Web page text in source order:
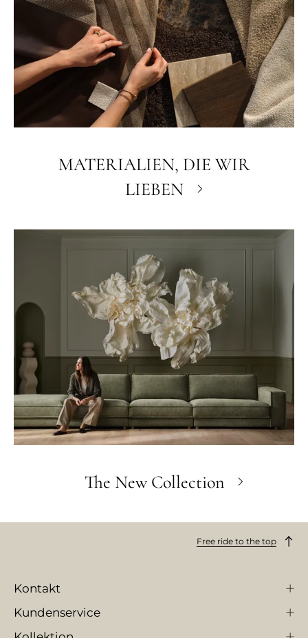
MATERIALIEN, DIE WIR
LIEBEN
The New Collection
Free ride to the top
Kontakt
Kundenservice